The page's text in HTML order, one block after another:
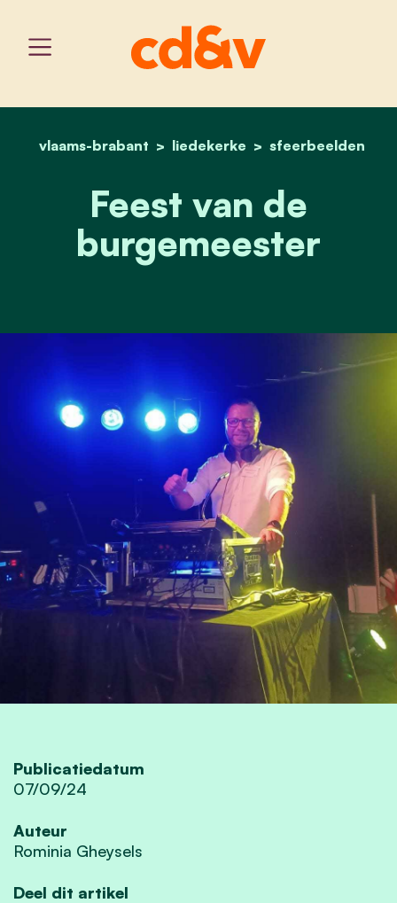
home
vlaams-brabant liedekerke sfeerbeelden
feest van de
Feest van de
burgemeester
Publicatiedatum
07/09/24
Auteur
Rominia Gheysels
Deel dit artikel